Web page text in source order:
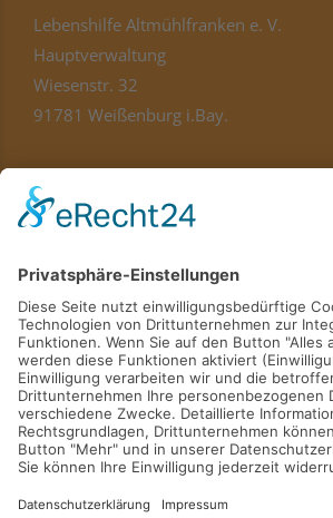
Lebenshilfe Altmühlfranken e. V.
Hauptverwaltung
Wiesenstr. 32
91781 Weißenburg i.Bay.
hauptverwaltung@lebenshilfe-af.de
Telefon09141 8321-100
Kontakt
Karriere
Verein
Das Magazin
Unterstützen Sie uns